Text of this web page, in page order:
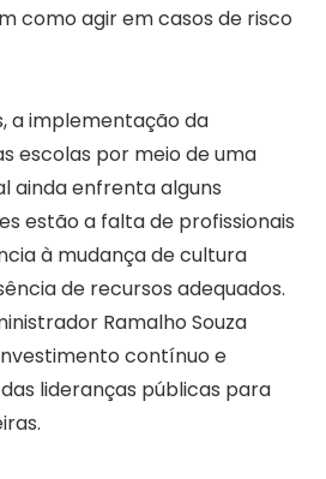
como agir em casos de risco
a implementação da
escolas por meio de uma
ainda enfrenta alguns
estão a falta de profissionais
à mudança de cultura
de recursos adequados.
Ramalho Souza
contínuo e
lideranças públicas para